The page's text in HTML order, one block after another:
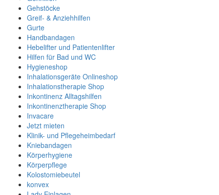
Gehstöcke
Greif- & Anziehhilfen
Gurte
Handbandagen
Hebelifter und Patientenlifter
Hilfen für Bad und WC
Hygieneshop
Inhalationsgeräte Onlineshop
Inhalationstherapie Shop
Inkontinenz Alltagshilfen
Inkontinenztherapie Shop
Invacare
Jetzt mieten
Klinik- und Pflegeheimbedarf
Kniebandagen
Körperhygiene
Körperpflege
Kolostomiebeutel
konvex